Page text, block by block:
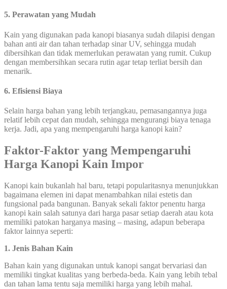
5. Perawatan yang Mudah
Kain yang digunakan pada kanopi biasanya sudah dilapisi dengan
bahan anti air dan tahan terhadap sinar UV, sehingga mudah
dibersihkan dan tidak memerlukan perawatan yang rumit. Cukup
dengan membersihkan secara rutin agar tetap terliat bersih dan
menarik.
6. Efisiensi Biaya
Selain harga bahan yang lebih terjangkau, pemasangannya juga
relatif lebih cepat dan mudah, sehingga mengurangi biaya tenaga
kerja. Jadi, apa yang mempengaruhi harga kanopi kain?
Faktor-Faktor yang Mempengaruhi
Harga Kanopi Kain Impor
Kanopi kain bukanlah hal baru, tetapi popularitasnya menunjukkan
bagaimana elemen ini dapat menambahkan nilai estetis dan
fungsional pada bangunan. Banyak sekali faktor penentu harga
kanopi kain salah satunya dari harga pasar setiap daerah atau kota
memiliki patokan harganya masing – masing, adapun beberapa
faktor lainnya seperti:
1. Jenis Bahan Kain
Bahan kain yang digunakan untuk kanopi sangat bervariasi dan
memiliki tingkat kualitas yang berbeda-beda. Kain yang lebih tebal
dan tahan lama tentu saja memiliki harga yang lebih mahal.